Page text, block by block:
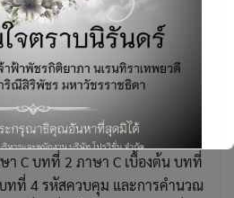
ด้วยภาษาซี
ประเภทหนังสือ: ไอทีและ
นค้า ขนาด: 15×21 ซม. จำนวน
: ครั้งที่ 1 ระดับความยากง่าย: ผู้
ท ดวงกมลสมัย จำกัด สารบัญ บท
า C บทที่ 2 ภาษา C เบื้องต้น บทที่
ทที่ 4 รหัสควบคุม และการคํานวณ